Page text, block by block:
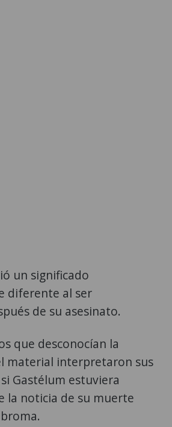
un significado
diferente al ser
de su asesinato.
que desconocían la
material interpretaron sus
Gastélum estuviera
la noticia de su muerte